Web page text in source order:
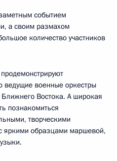
событием
а своим размахом
количество участников
ведущие военные оркестры
Востока. А широкая
познакомиться
творческими
яркими образцами маршевой,